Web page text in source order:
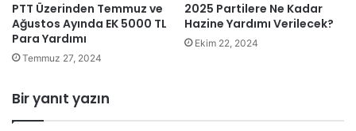
PTT Üzerinden Temmuz ve
Ağustos Ayında EK 5000 TL
Para Yardımı
Temmuz 27, 2024
2025 Partilere Ne Kadar
Hazine Yardımı Verilecek?
Ekim 22, 2024
Bir yanıt yazın